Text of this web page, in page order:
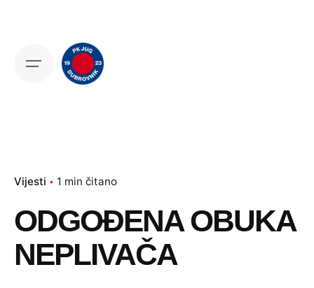
Vijesti 1 min čitano
ODGOĐENA OBUKA
NEPLIVAČA